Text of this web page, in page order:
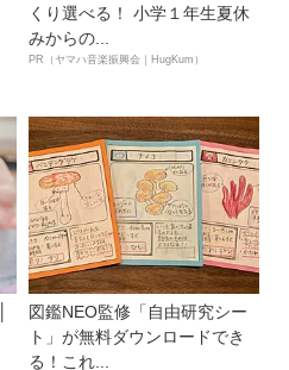
くり選べる！ 小学１年生夏休
みからの...
PR（ヤマハ音楽振興会｜HugKum）
図鑑NEO監修「自由研究シー
ト」が無料ダウンロードでき
る！これ...